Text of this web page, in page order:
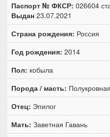
Паспорт № ФКСР: 026604
Выдан 23.07.2021
Страна рождения: Россия
Год рождения: 2014
Пол: кобыла
Порода / масть:
Отец: Эпилог
Мать: Заветная Гавань